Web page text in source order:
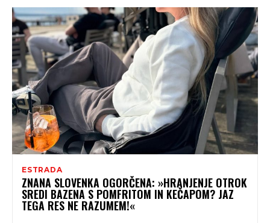
ESTRADA
ZNANA SLOVENKA OGORČENA: »HRANJENJE OTROK
SREDI BAZENA S POMFRITOM IN KEČAPOM? JAZ
TEGA RES NE RAZUMEM!«